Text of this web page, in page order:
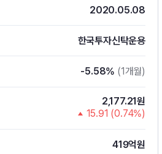
2020.05.08
한국투자신탁운용
-5.58% (1개월)
2,177.21원
15.91 (0.74%)
419억원